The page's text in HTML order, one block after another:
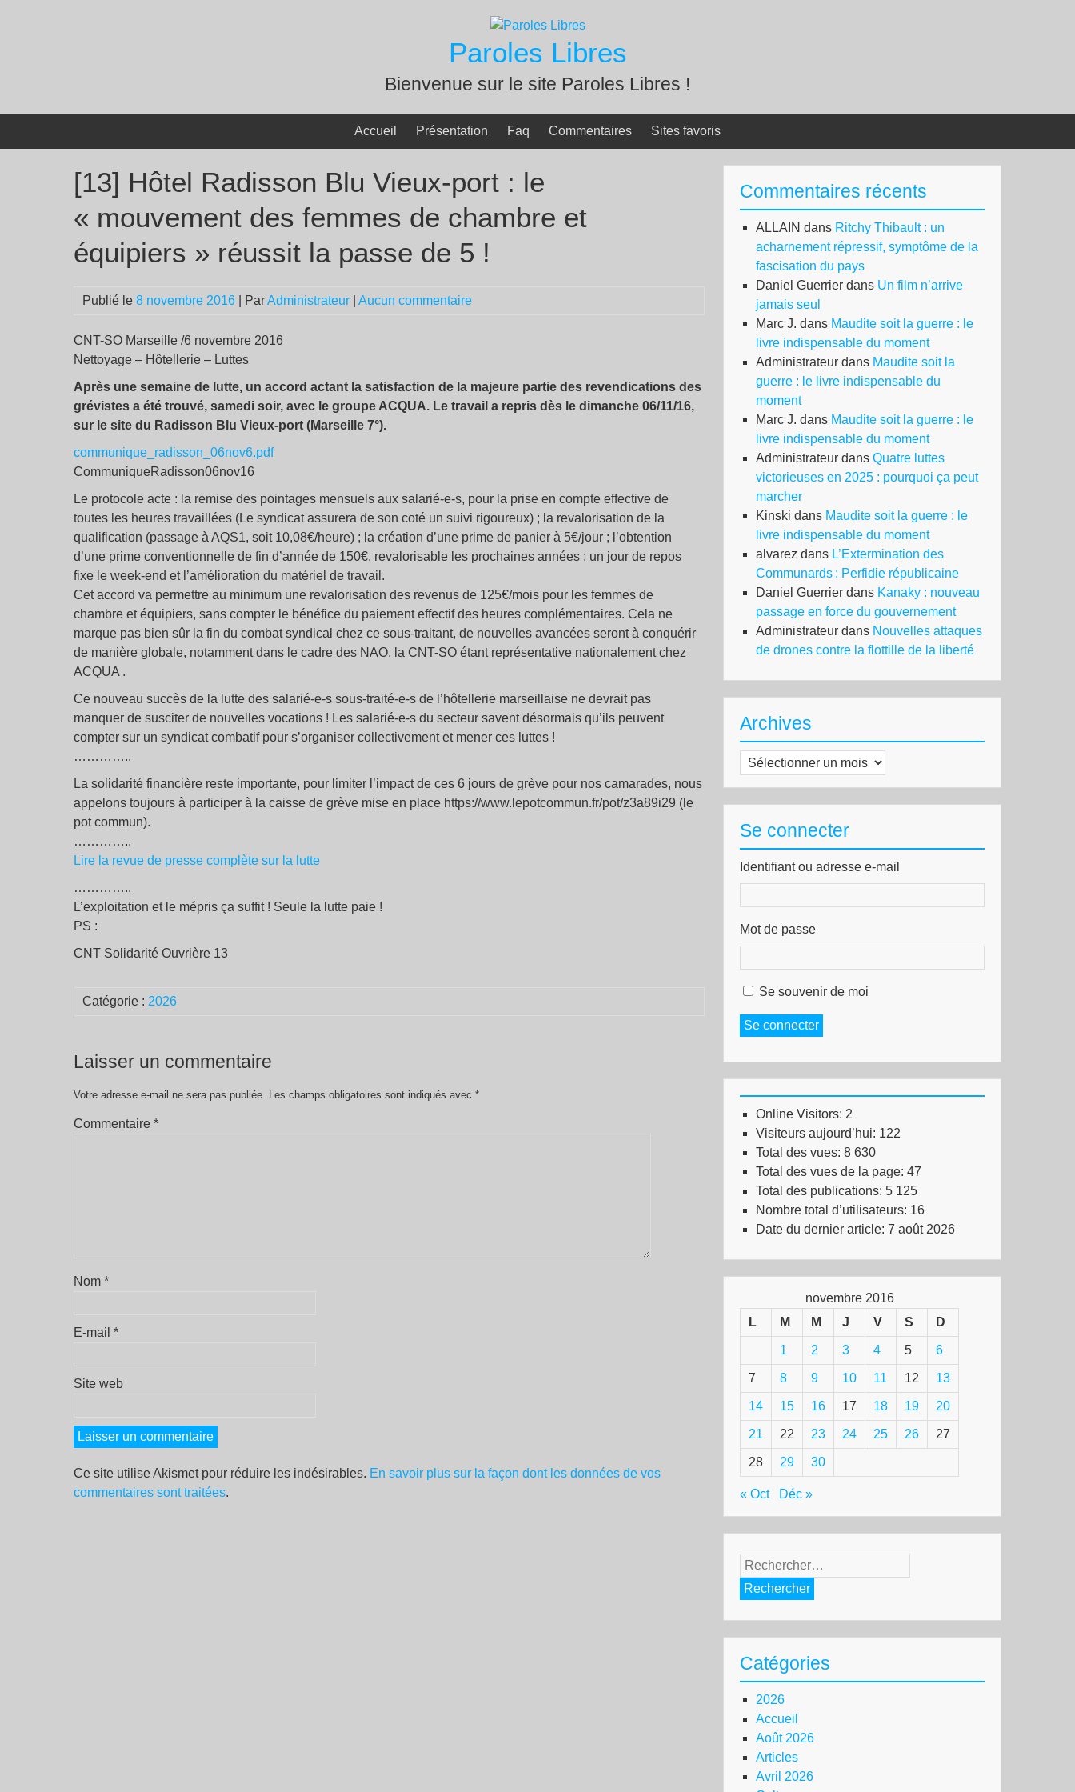
Paroles Libres
Bienvenue sur le site Paroles Libres !
Accueil Présentation Faq Commentaires Sites favoris
[13] Hôtel Radisson Blu Vieux-port : le
« mouvement des femmes de chambre et
équipiers » réussit la passe de 5 !
Publié le 8 novembre 2016 | ParAdministrateur Aucun commentaire
CNT-SO Marseille /6 novembre 2016
Nettoyage – Hôtellerie – Luttes
Après une semaine de lutte, un accord actant la satisfaction de la majeure partie des revendications des
grévistes a été trouvé, samedi soir, avec le groupe ACQUA. Le travail a repris dès le dimanche 06/11/16,
sur le site du Radisson Blu Vieux-port (Marseille 7°).
communique_radisson_06nov6.pdf
CommuniqueRadisson06nov16
Le protocole acte : la remise des pointages mensuels aux salarié-e-s, pour la prise en compte effective de
toutes les heures travaillées (Le syndicat assurera de son coté un suivi rigoureux) ; la revalorisation de la
qualification (passage à AQS1, soit 10,08€/heure) ; la création d’une prime de panier à 5€/jour ; l’obtention
d’une prime conventionnelle de fin d’année de 150€, revalorisable les prochaines années ; un jour de repos
fixe le week-end et l’amélioration du matériel de travail.
Cet accord va permettre au minimum une revalorisation des revenus de 125€/mois pour les femmes de
chambre et équipiers, sans compter le bénéfice du paiement effectif des heures complémentaires. Cela ne
marque pas bien sûr la fin du combat syndical chez ce sous-traitant, de nouvelles avancées seront à conquérir
de manière globale, notamment dans le cadre des NAO, la CNT-SO étant représentative nationalement chez
ACQUA .
Ce nouveau succès de la lutte des salarié-e-s sous-traité-e-s de l’hôtellerie marseillaise ne devrait pas
manquer de susciter de nouvelles vocations ! Les salarié-e-s du secteur savent désormais qu’ils peuvent
compter sur un syndicat combatif pour s’organiser collectivement et mener ces luttes !
…………..
La solidarité financière reste importante, pour limiter l’impact de ces 6 jours de grève pour nos camarades, nous
appelons toujours à participer à la caisse de grève mise en place https://www.lepotcommun.fr/pot/z3a89i29 (le
pot commun).
…………..
Lire la revue de presse complète sur la lutte
…………..
L’exploitation et le mépris ça suffit ! Seule la lutte paie !
PS :
CNT Solidarité Ouvrière 13
Catégorie : 2026
Laisser un commentaire
Votre adresse e-mail ne sera pas publiée. Les champs obligatoires sont indiqués avec *
Commentaire *
Nom *
E-mail *
Site web
Ce site utilise Akismet pour réduire les indésirables. En savoir plus sur la façon dont les données de vos
commentaires sont traitées.
Commentaires récents
ALLAIN dans Ritchy Thibault : un
acharnement répressif, symptôme de la
fascisation du pays
Daniel Guerrier dans Un film n’arrive
jamais seul
Marc J. dans Maudite soit la guerre : le
livre indispensable du moment
Administrateur dans Maudite soit la
guerre : le livre indispensable du
moment
Marc J. dans Maudite soit la guerre : le
livre indispensable du moment
Administrateur dans Quatre luttes
victorieuses en 2025 : pourquoi ça peut
marcher
Kinski dans Maudite soit la guerre : le
livre indispensable du moment
alvarez dans L’Extermination des
Communards : Perfidie républicaine
Daniel Guerrier dans Kanaky : nouveau
passage en force du gouvernement
Administrateur dans Nouvelles attaques
de drones contre la flottille de la liberté
Archives
Archives
Se connecter
Identifiant ou adresse e-mail
Mot de passe
Se souvenir de moi
Se connecter
Online Visitors: 2
Visiteurs aujourd’hui: 122
Total des vues: 8 630
Total des vues de la page: 47
Total des publications: 5 125
Nombre total d’utilisateurs: 16
Date du dernier article: 7 août 2026
novembre 2016
L
M M J V S D
1 2 3 4 5 6
7 8 9 10 11 12 13
14 15 16 17 18 19 20
21 22 23 24 25 26 27
28 29 30
« Oct Déc »
Rechercher :
Catégories
2026
Accueil
Août 2026
Articles
Avril 2026